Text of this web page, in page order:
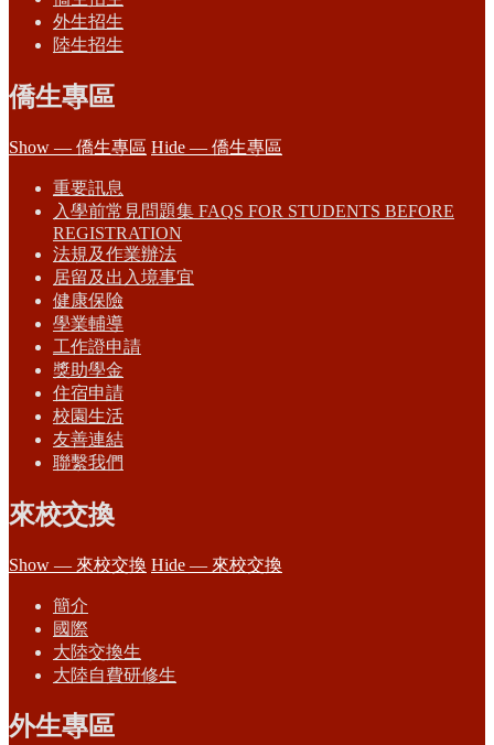
外生招生
陸生招生
僑生專區
Show — 僑生專區 Hide — 僑生專區
重要訊息
入學前常見問題集 FAQS FOR STUDENTS BEFORE
REGISTRATION
法規及作業辦法
居留及出入境事宜
健康保險
學業輔導
工作證申請
獎助學金
住宿申請
校園生活
友善連結
聯繫我們
來校交換
Show — 來校交換 Hide — 來校交換
簡介
國際
大陸交換生
大陸自費研修生
外生專區